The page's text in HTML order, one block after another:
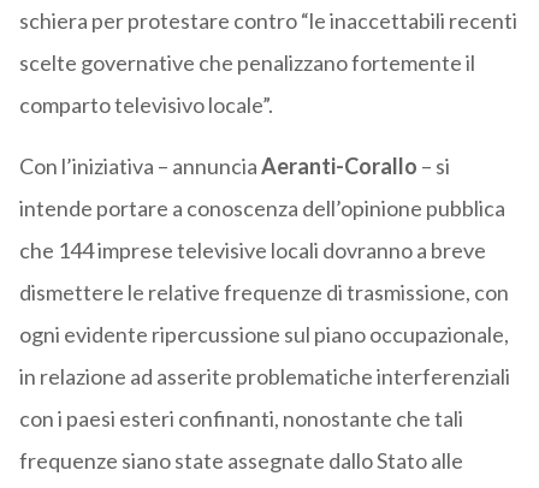
schiera per protestare contro “le inaccettabili recenti
scelte governative che penalizzano fortemente il
comparto televisivo locale”.
Con l’iniziativa – annunciaAeranti-Corallo – si
intende portare a conoscenza dell’opinione pubblica
che 144 imprese televisive locali dovranno a breve
dismettere le relative frequenze di trasmissione, con
ogni evidente ripercussione sul piano occupazionale,
in relazione ad asserite problematiche interferenziali
con i paesi esteri confinanti, nonostante che tali
frequenze siano state assegnate dallo Stato alle